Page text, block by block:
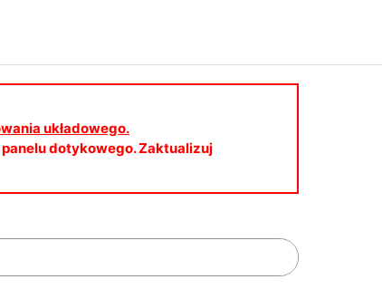
układowego.
dotykowego. Zaktualizuj